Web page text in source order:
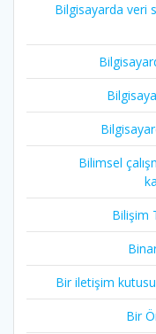
Bilgisayarda veri
Bilimsel
Bilişim
Bir iletişim
Bir